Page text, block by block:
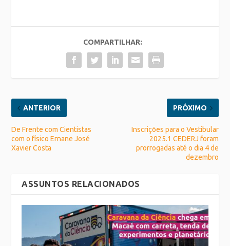
COMPARTILHAR:
ANTERIOR
De Frente com Cientistas
com o físico Ernane José
Xavier Costa
PRÓXIMO
Inscrições para o Vestibular
2025.1 CEDERJ foram
prorrogadas até o dia 4 de
dezembro
ASSUNTOS RELACIONADOS